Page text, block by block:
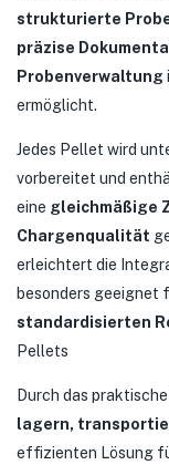
strukturierte
präzise
Probenverwaltung
ermöglicht.
Jedes Pellet wird
vorbereitet und
eine gleichmäßige
Chargenqualität
erleichtert die
besonders geeignet
standardisierten
Pellets
Durch das
lagern,
effizienten Lösung